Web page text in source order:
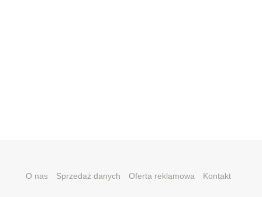
O nas Sprzedaż danych Oferta reklamowa Kontakt